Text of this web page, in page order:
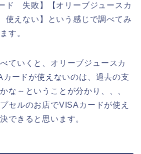
ド 失敗】【オリーブジュースカ
えない】という感じで調べてみ
す。
ていくと、オリーブジュースカ
ードが使えないのは、過去の支
な～ということが分かり、、、
セルのお店でVISAカードが使え
できると思います。